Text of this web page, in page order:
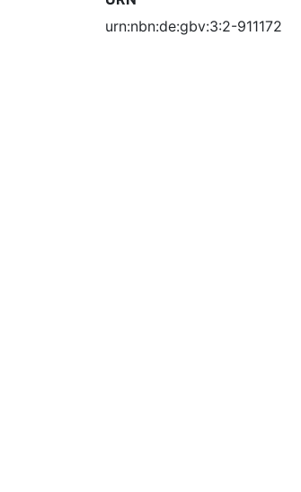
urn:nbn:de:gbv:3:2-911172